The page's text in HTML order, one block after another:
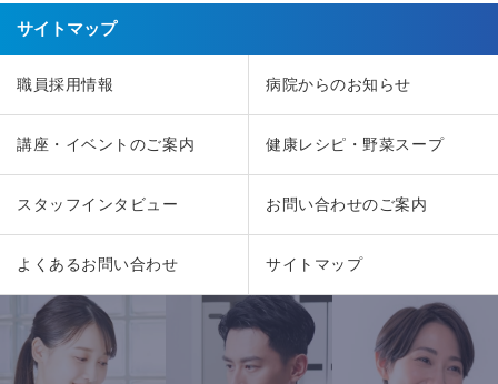
サイトマップ
職員採用情報 病院からのお知らせ
講座・イベントのご案内 健康レシピ・野菜スープ
スタッフインタビュー お問い合わせのご案内
よくあるお問い合わせ サイトマップ